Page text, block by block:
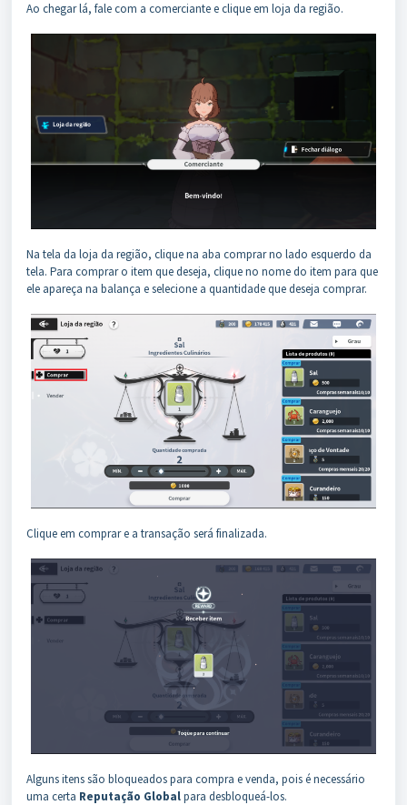
Ao chegar lá, fale com a comerciante e clique em loja da região.
Na tela da loja da região, clique na aba comprar no lado esquerdo da
tela. Para comprar o item que deseja, clique no nome do item para que
ele apareça na balança e selecione a quantidade que deseja comprar.
Clique em comprar e a transação será finalizada.
Alguns itens são bloqueados para compra e venda, pois é necessário
uma certa Reputação Globalpara desbloqueá-los.